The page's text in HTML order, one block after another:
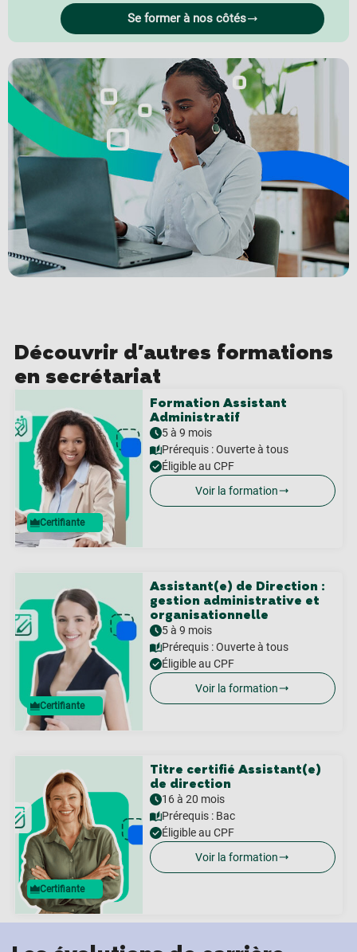
Se former à nos côtés
Découvrir d'autres formations
en secrétariat
Certifiante
Formation Assistant
Administratif
5 à 9 mois
Prérequis :Ouverte à tous
Éligible au CPF
Voir la formation
Certifiante
Assistant(e) de Direction :
gestion administrative et
organisationnelle
5 à 9 mois
Prérequis :Ouverte à tous
Éligible au CPF
Voir la formation
Certifiante
Titre certifié Assistant(e)
de direction
16 à 20 mois
Prérequis : Bac
Éligible au CPF
Voir la formation